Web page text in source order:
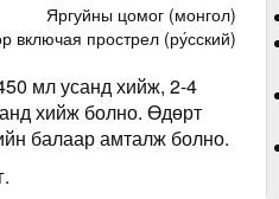
Яргуйны цомог (монгол)
включая прострел (ру́сский)
мл усанд хийж, 2-4
хийж болно. Өдөрт
балаар амталж болно.